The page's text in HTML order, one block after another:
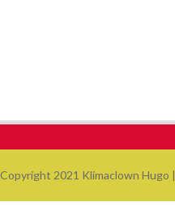
Copyright 2021 Klimaclown Hugo |